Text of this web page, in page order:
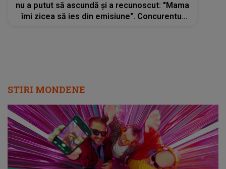
nu a putut să ascundă și a recunoscut: "Mama
îmi zicea să ies din emisiune". Concurentul
STIRI MONDENE